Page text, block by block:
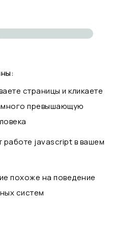
страницы и кликаете
превышающую
работе javascript в вашем
похоже на поведение
систем